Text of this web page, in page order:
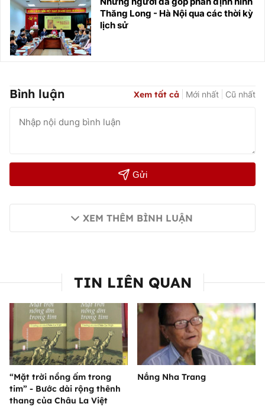
Thăng Long - Hà Nội qua các thời kỳ
lịch sử
Bình luận Xem tất cả Mới nhất Cũ nhất
Gửi
XEM THÊM BÌNH LUẬN
TIN LIÊN QUAN
“Mặt trời nồng ấm trong
tim” - Bước dài rộng thênh
thang của Châu La Việt
Nắng Nha Trang